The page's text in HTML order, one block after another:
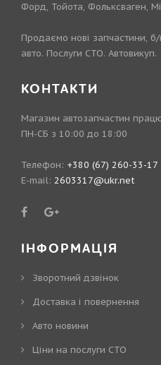
Форд, Тойота, Фольксваген,
Продаємо нові запчастини,
авто. Послуги СТО. Автовикуп.
КОНТАКТИ
Магазин автозапчастин
ПН-СБ з 10:00 до 18:00
Телефон: +380 (67) 260-33-17
E-mail: 2603317@ukr.net
ІНФОРМАЦІЯ
Зворотний дзвінок
Доставка і повернення
Авто новини
Ціни на послуги СТО